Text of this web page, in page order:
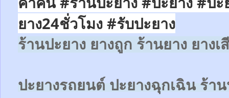
ยาง24ชั่วโมง #รับปะยาง
ร้านปะยาง ยางถูก ร้านยาง ยางเ
ปะยางรถยนต์ ปะยางฉุกเฉิน ร้า